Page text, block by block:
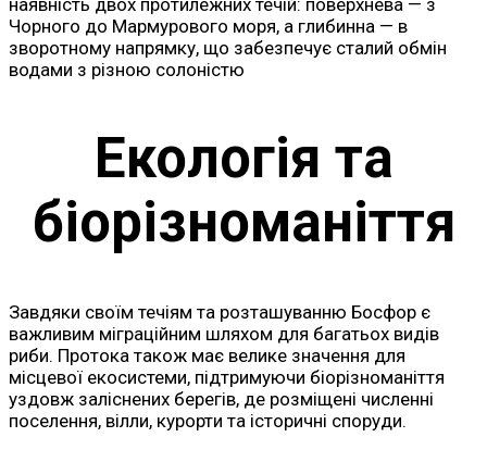
Чорного до Мармурового моря, а глибинна — в
зворотному напрямку, що забезпечує сталий обмін
водами з різною солоністю
Екологія та
біорізноманіття
Завдяки своїм течіям та розташуванню Босфор є
важливим міграційним шляхом для багатьох видів
риби. Протока також має велике значення для
місцевої екосистеми, підтримуючи біорізноманіття
уздовж заліснених берегів, де розміщені численні
поселення, вілли, курорти та історичні споруди.